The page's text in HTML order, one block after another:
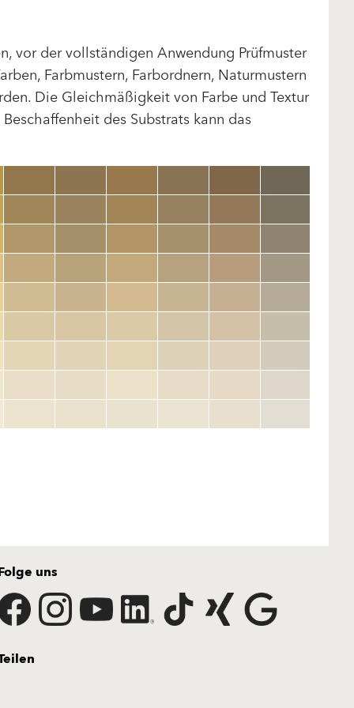
vor der vollständigen Anwendung Prüfmuster
Farbmustern, Farbordnern, Naturmustern
Die Gleichmäßigkeit von Farbe und Textur
des Substrats kann das
clear
uns